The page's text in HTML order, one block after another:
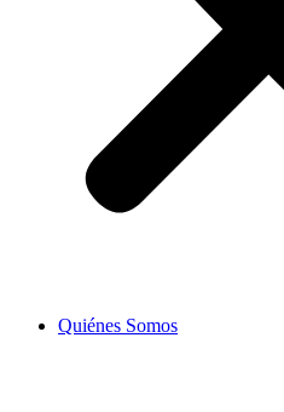
Quiénes Somos